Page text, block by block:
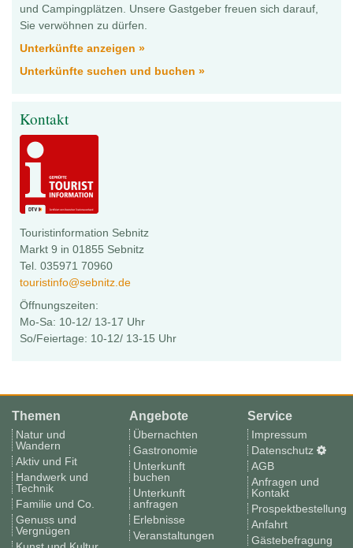
und Campingplätzen. Unsere Gastgeber freuen sich darauf,
Sie verwöhnen zu dürfen.
Unterkünfte anzeigen »
Unterkünfte suchen und buchen »
Kontakt
Touristinformation Sebnitz
Markt 9 in 01855 Sebnitz
Tel. 035971 70960
touristinfo@sebnitz.de
Öffnungszeiten:
Mo-Sa: 10-12/ 13-17 Uhr
So/Feiertage: 10-12/ 13-15 Uhr
Themen
Natur und
Wandern
Aktiv und Fit
Handwerk und
Technik
Familie und Co.
Genuss und
Vergnügen
Angebote
Übernachten
Gastronomie
Unterkunft
buchen
Unterkunft
anfragen
Erlebnisse
Veranstaltungen
Service
Impressum
Datenschutz
AGB
Anfragen und
Kontakt
Prospektbestellung
Anfahrt
Gästebefragung